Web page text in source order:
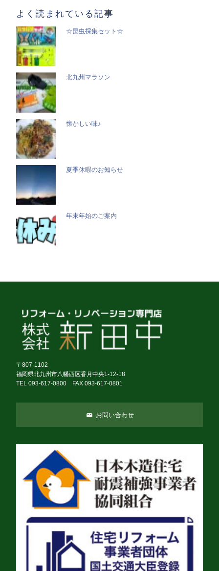
よく読まれている記事
☆昆虫採集セット☆
北九州マラソン
懐かしい味♪
夏季休暇のお知らせ
年末年始のご案内
〒807-1102
福岡県北九州市八幡西区香月中央1-12-18
TEL 093-617-0800 FAX 093-617-0801
お問い合わせ